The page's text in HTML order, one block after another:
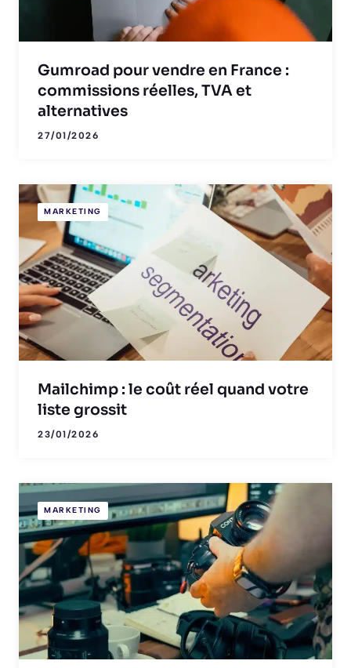
Gumroad pour vendre en France :
commissions réelles, TVA et
alternatives
27/01/2026
MARKETING
Mailchimp : le coût réel quand votre
liste grossit
23/01/2026
MARKETING